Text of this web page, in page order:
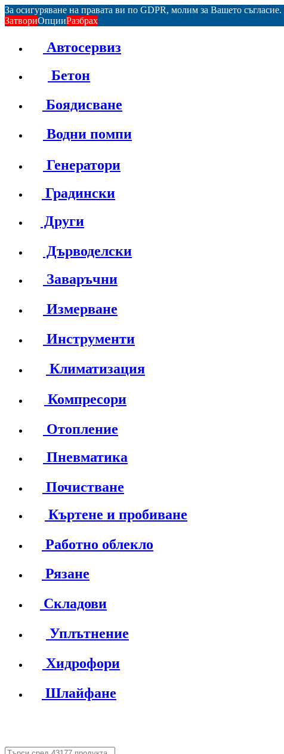
За осигуряване на правата ви по GDPR, молим за Вашето
ЗатвориОпцииРазбрах
Автосервиз
Бетон
Боядисване
Водни помпи
Генератори
Градински
Други
Дърводелски
Заваръчни
Измерване
Инструменти
Климатизация
Компресори
Отопление
Пневматика
Почистване
Къртене и пробиване
Работно облекло
Рязане
Складови
Уплътнение
Хидрофори
Шлайфане